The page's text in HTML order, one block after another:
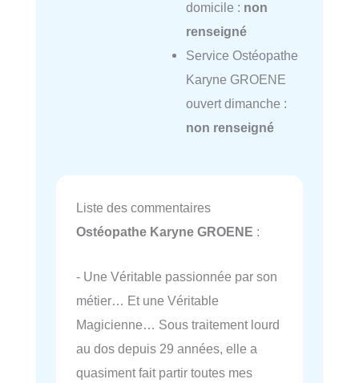
domicile : non
renseigné
Service Ostéopathe
Karyne GROENE
ouvert dimanche :
non renseigné
Liste des commentaires
Ostéopathe Karyne GROENE :
- Une Véritable passionnée par son
métier… Et une Véritable
Magicienne… Sous traitement lourd
au dos depuis 29 années, elle a
quasiment fait partir toutes mes